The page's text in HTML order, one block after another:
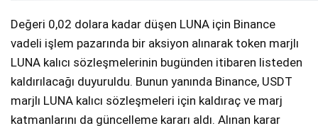
Değeri 0,02 dolara kadar düşen LUNA için Binance
vadeli işlem pazarında bir aksiyon alınarak token marjlı
LUNA kalıcı sözleşmelerinin bugünden itibaren listeden
kaldırılacağı duyuruldu. Bunun yanında Binance, USDT
marjlı LUNA kalıcı sözleşmeleri için kaldıraç ve marj
katmanlarını da güncelleme kararı aldı. Alınan karar